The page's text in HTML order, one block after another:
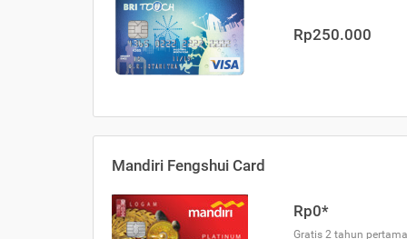
Rp250.000
Mandiri Fengshui Card
Rp0*
Gratis 2 tahun